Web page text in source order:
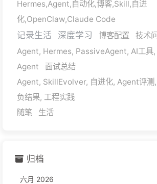
Hermes,Agent,自动化,博客,Skill,自进
化,OpenClaw,Claude Code
记录生活 深度学习 博客配置
技术
Agent, Hermes, PassiveAgent, AI工具,
Agent
面试总结
Agent, SkillEvolver, 自进化, Agent评测
负结果, 工程实践
随笔
生活
归档
六月 2026